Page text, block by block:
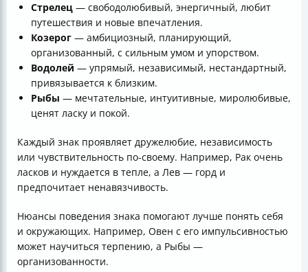
Стрелец — свободолюбивый, энергичный, любит
путешествия и новые впечатления.
Козерог — амбициозный, планирующий,
организованный, с сильным умом и упорством.
Водолей — упрямый, независимый, нестандартный,
привязывается к близким.
Рыбы — мечтательные, интуитивные, миролюбивые,
ценят ласку и покой.
Каждый знак проявляет дружелюбие, независимость
или чувствительность по-своему. Например, Рак очень
ласков и нуждается в тепле, а Лев — горд и
предпочитает ненавязчивость.
Нюансы поведения знака помогают лучше понять себя
и окружающих. Например, Овен с его импульсивностью
может научиться терпению, а Рыбы —
организованности.